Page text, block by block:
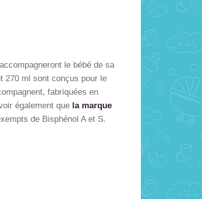
le bébé de sa
270 ml sont conçus pour le
fabriquées en
également que la marque
de Bisphénol A et S.